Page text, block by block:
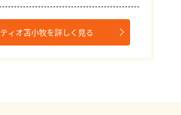
ティオ苫小牧を詳しく見る